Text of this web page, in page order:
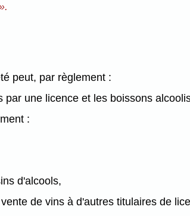
peut, par règlement :
une licence et les boissons
:
d'alcools,
de vins à d'autres titulaires de